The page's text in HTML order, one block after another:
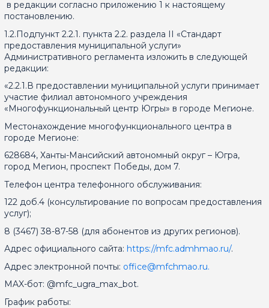
в редакции согласно приложению 1 к настоящему
постановлению.
1.2.Подпункт 2.2.1. пункта 2.2. раздела II «Стандарт
предоставления муниципальной услуги»
Административного регламента изложить в следующей
редакции:
«2.2.1.В предоставлении муниципальной услуги принимает
участие филиал автономного учреждения
«Многофункциональный центр Югры» в городе Мегионе.
Местонахождение многофункционального центра в
городе Мегионе:
628684, Ханты-Мансийский автономный округ – Югра,
город Мегион, проспект Победы, дом 7.
Телефон центра телефонного обслуживания:
122 доб.4 (консультирование по вопросам предоставления
услуг);
8 (3467) 38-87-58 (для абонентов из других регионов).
Адрес официального сайта: https://mfc.admhmao.ru/.
Адрес электронной почты: office@mfchmao.ru.
MAX-бот: @mfc_ugra_max_bot.
График работы: